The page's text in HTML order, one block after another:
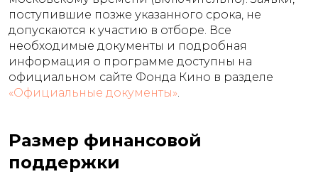
поступившие позже указанного срока, не
допускаются к участию в отборе. Все
необходимые документы и подробная
информация о программе доступны на
официальном сайте Фонда Кино в разделе
«Официальные документы».
Размер финансовой
поддержки